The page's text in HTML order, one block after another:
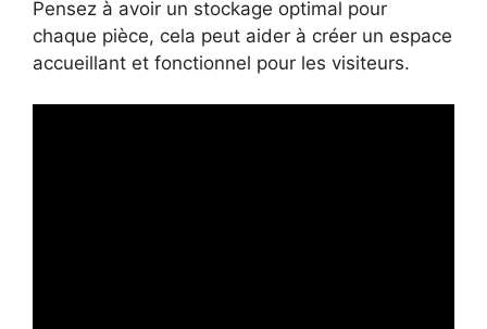
Pensez à avoir un stockage optimal pour
chaque pièce, cela peut aider à créer un espace
accueillant et fonctionnel pour les visiteurs.